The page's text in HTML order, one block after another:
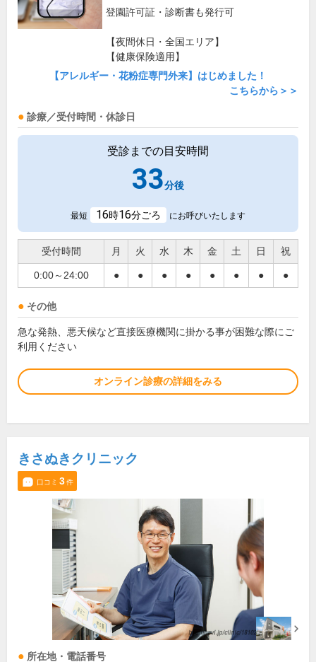
登園許可証・診断書も発行可
【夜間休日・全国エリア】
【健康保険適用】
【アレルギー・花粉症専門外来】はじめました！
こちらから＞＞
診療／受付時間・休診日
受診までの目安時間
33分後
最短 16時16分ごろ にお呼びいたします
受付時間 月 火 水 木 金 土 日 祝
0:00～24:00 ● ● ● ● ● ● ● ●
その他
急な発熱、悪天候など直接医療機関に掛かる事が困難な際にご
利用ください
オンライン診療の詳細をみる
きさぬきクリニック
口コミ 3件
所在地・電話番号